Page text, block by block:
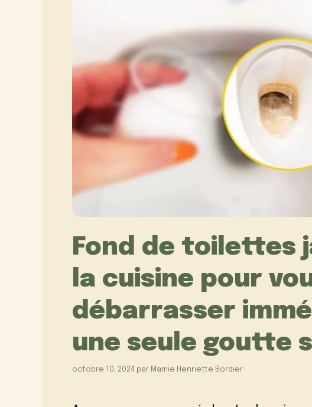
Fond de toilettes
la cuisine pour
débarrasser
une seule goutte
octobre 10, 2024 par Mamie Henriette Bordier